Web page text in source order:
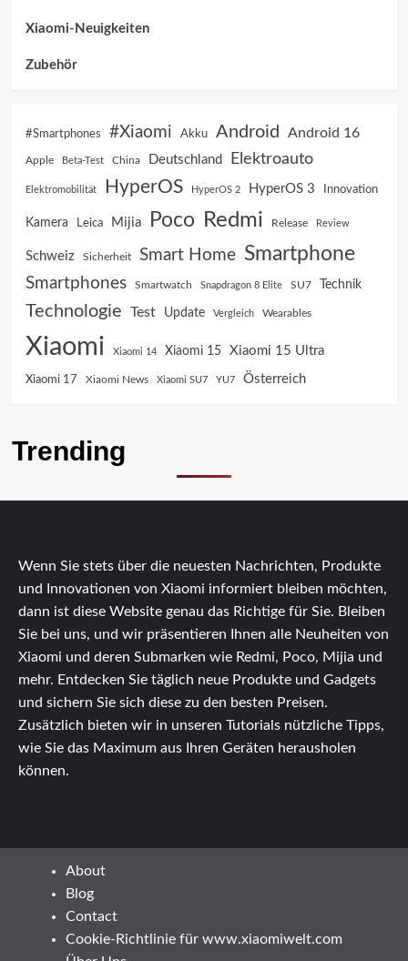
Xiaomi-Neuigkeiten
Zubehör
#Smartphones #Xiaomi Akku Android Android 16
Apple Beta-Test China Deutschland Elektroauto
Elektromobilität HyperOS HyperOS 2 HyperOS 3 Innovation
Kamera Leica Mijia Poco Redmi Release Review
Schweiz Sicherheit Smart Home Smartphone
Smartphones Smartwatch Snapdragon 8 Elite SU7 Technik
Technologie Test Update Vergleich Wearables
Xiaomi Xiaomi 14 Xiaomi 15 Xiaomi 15 Ultra
Xiaomi 17 Xiaomi News Xiaomi SU7 YU7 Österreich
Trending
Wenn Sie stets über die neuesten Nachrichten, Produkte
und Innovationen von Xiaomi informiert bleiben möchten,
dann ist diese Website genau das Richtige für Sie. Bleiben
Sie bei uns, und wir präsentieren Ihnen alle Neuheiten von
Xiaomi und deren Submarken wie Redmi, Poco, Mijia und
mehr. Entdecken Sie täglich neue Produkte und Gadgets
und sichern Sie sich diese zu den besten Preisen.
Zusätzlich bieten wir in unseren Tutorials nützliche Tipps,
wie Sie das Maximum aus Ihren Geräten herausholen
können.
About
Blog
Contact
Cookie-Richtlinie für www.xiaomiwelt.com